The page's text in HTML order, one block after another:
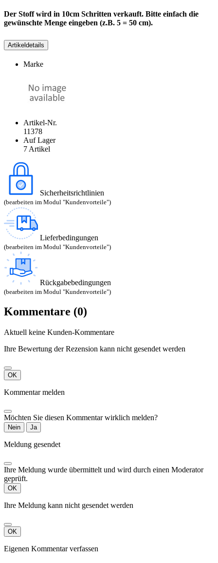
Der Stoff wird in 10cm Schritten verkauft. Bitte einfach die
gewünschte Menge eingeben (z.B. 5 = 50 cm).
Artikeldetails
Marke
Artikel-Nr.
11378
Auf Lager
7 Artikel
Sicherheitsrichtlinien
(bearbeiten im Modul "Kundenvorteile")
Lieferbedingungen
(bearbeiten im Modul "Kundenvorteile")
Rückgabebedingungen
(bearbeiten im Modul "Kundenvorteile")
Kommentare (0)
Aktuell keine Kunden-Kommentare
Ihre Bewertung der Rezension kann nicht gesendet werden
OK
Kommentar melden
Möchten Sie diesen Kommentar wirklich melden?
Nein Ja
Meldung gesendet
Ihre Meldung wurde übermittelt und wird durch einen Moderator
geprüft.
OK
Ihre Meldung kann nicht gesendet werden
OK
Eigenen Kommentar verfassen